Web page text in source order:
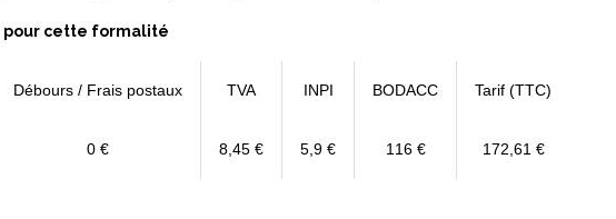
pour cette formalité
Débours / Frais postaux TVA INPI BODACC Tarif (TTC)
0 € 8,45 € 5,9 € 116 € 172,61 €